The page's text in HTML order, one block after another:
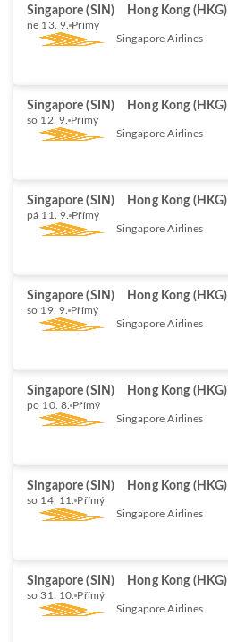
Singapore (SIN) Hong Kong (HKG)
ne 13. 9. Přímý
Singapore Airlines
Singapore (SIN) Hong Kong (HKG)
so 12. 9. Přímý
Singapore Airlines
Singapore (SIN) Hong Kong (HKG)
pá 11. 9. Přímý
Singapore Airlines
Singapore (SIN) Hong Kong (HKG)
so 19. 9. Přímý
Singapore Airlines
Singapore (SIN) Hong Kong (HKG)
po 10. 8. Přímý
Singapore Airlines
Singapore (SIN) Hong Kong (HKG)
so 14. 11. Přímý
Singapore Airlines
Singapore (SIN) Hong Kong (HKG)
so 31. 10. Přímý
Singapore Airlines